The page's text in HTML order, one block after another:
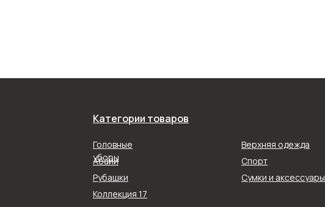
Категории товаров
Головные
уборы
Абайи
Рубашки
Коллекция 17
Спорт
Верхняя одежда
Сумки и аксессуары
Оставайтесь на связи
Распродажи, акции и специальные промокоды на скидку в наших
рассылках. Подписывайтесь!
Подписываясь на рассылку, вы соглашаетесь с условиями
ПОДПИСАТЬСЯ